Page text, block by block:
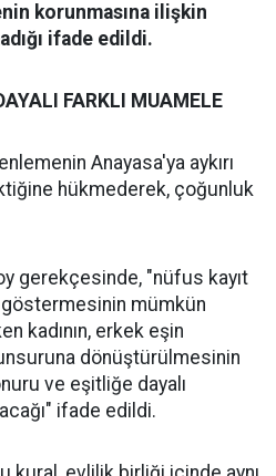
korunmasına ilişkin
ifade edildi.
FARKLI MUAMELE
Anayasa'ya aykırı
hükmederek, çoğunluk
gerekçesinde, "nüfus kayıt
göstermesinin mümkün
kadının, erkek eşin
dönüştürülmesinin
ve eşitliğe dayalı
ifade edildi.